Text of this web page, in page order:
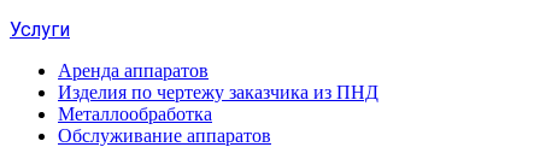
Услуги
Аренда аппаратов
Изделия по чертежу заказчика из ПНД
Металлообработка
Обслуживание аппаратов